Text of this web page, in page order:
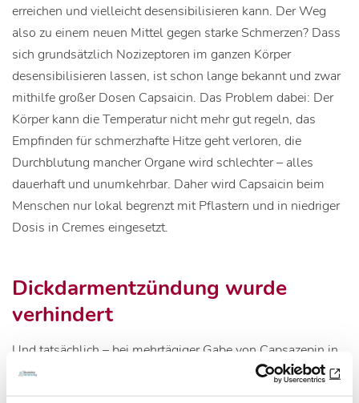
erreichen und vielleicht desensibilisieren kann. Der Weg
also zu einem neuen Mittel gegen starke Schmerzen? Dass
sich grundsätzlich Nozizeptoren im ganzen Körper
desensibilisieren lassen, ist schon lange bekannt und zwar
mithilfe großer Dosen Capsaicin. Das Problem dabei: Der
Körper kann die Temperatur nicht mehr gut regeln, das
Empfinden für schmerzhafte Hitze geht verloren, die
Durchblutung mancher Organe wird schlechter – alles
dauerhaft und unumkehrbar. Daher wird Capsaicin beim
Menschen nur lokal begrenzt mit Pflastern und in niedriger
Dosis in Cremes eingesetzt.
Dickdarmentzündung wurde
verhindert
Und tatsächlich – bei mehrtägiger Gabe von Capsazepin in
hoher, aber gut verträglicher Dosis ging die Empfindlichkeit
für schmerzhafte chemische und Hitzereize nach und nach